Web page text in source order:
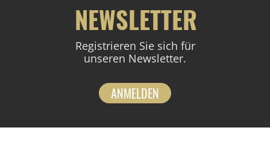
NEWSLETTER
Registrieren Sie sich für
unseren Newsletter.
ANMELDEN